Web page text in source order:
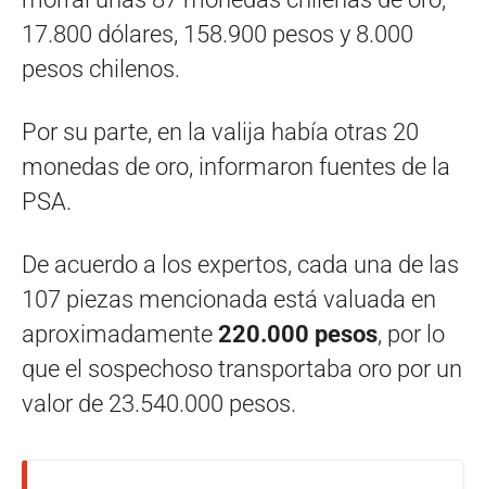
17.800 dólares, 158.900 pesos y 8.000
pesos chilenos.
Por su parte, en la valija había otras 20
monedas de oro, informaron fuentes de la
PSA.
De acuerdo a los expertos, cada una de las
107 piezas mencionada está valuada en
aproximadamente 220.000 pesos, por lo
que el sospechoso transportaba oro por un
valor de 23.540.000 pesos.